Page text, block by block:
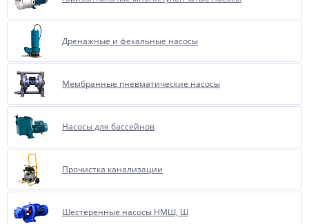
Дренажные и фекальные насосы
Мембранные пневматические насосы
Насосы для бассейнов
Прочистка канализации
Шестеренные насосы НМШ, Ш